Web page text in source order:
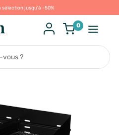
sélection jusqu'à -50%
0